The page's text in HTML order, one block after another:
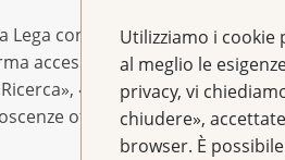
Utilizziamo i
al meglio le
privacy, vi
chiudere»,
browser. È
Lega contro il cancro attende
accessibile, ad esempio con
«Shop», «Aiutateci» e
offerte.